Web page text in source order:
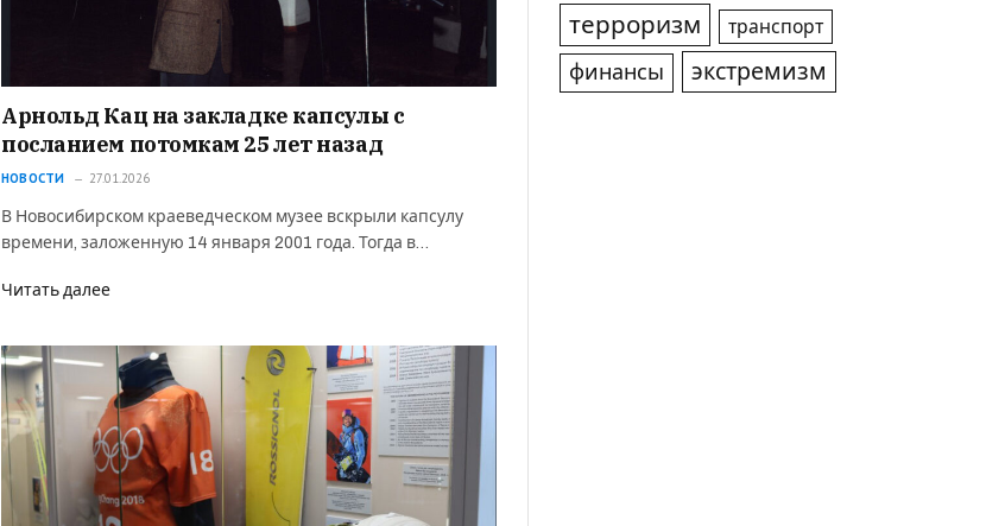
Арнольд Кац на закладке капсулы с
посланием потомкам 25 лет назад
НОВОСТИ 27.01.2026
В Новосибирском краеведческом музее вскрыли капсулу
времени, заложенную 14 января 2001 года. Тогда в…
Читать далее
терроризм транспорт
финансы экстремизм